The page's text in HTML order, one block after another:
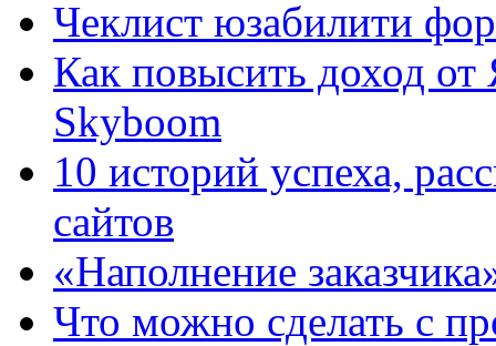
Чеклист юзабилити
Как повысить доход
Skyboom
10 историй успеха,
сайтов
«Наполнение
Что можно сделать с